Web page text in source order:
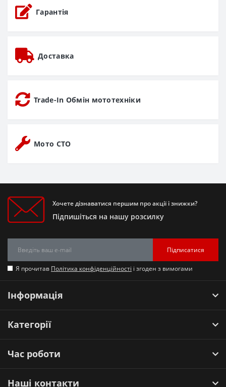
Гарантія
Доставка
Trade-In Обмін мототехніки
Мото СТО
Хочете дізнаватися першим про акції і знижки?
Підпишіться на нашу розсилку
Підписатися
Я прочитав Політика конфіденційності і згоден з вимогами
Інформація
Категорії
Час роботи
Наші контакти